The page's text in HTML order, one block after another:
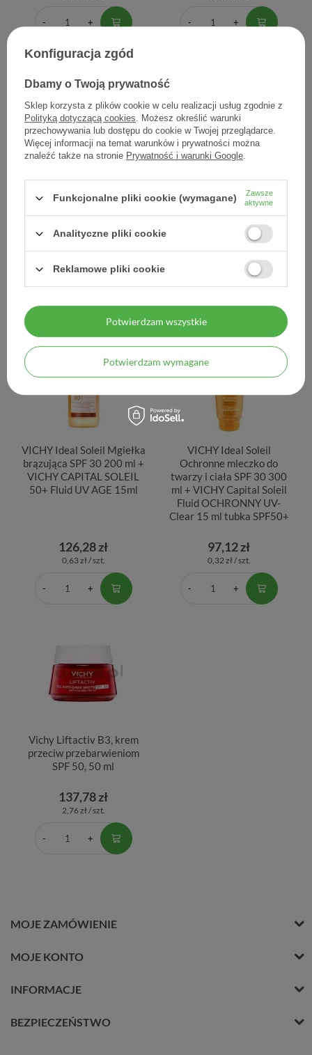
POLECANE
VICHY CAPITAL SOLEIL
50+ Fluid UV AGE 15ml
0,27 zł / szt.
SPF50+, 300 ml + VICHY
CAPITAL SOLEIL 50+ Fluid
UV AGE 15ml
0,32 zł / szt.
VICHY Ideal Soleil Mgiełka
brązująca SPF 30 200 ml +
VICHY CAPITAL SOLEIL
50+ Fluid UV AGE 15ml
126,28 zł
0,63 zł / szt.
VICHY Ideal Soleil
Ochronne mleczko do
twarzy i ciała SPF 30 300
ml + VICHY Capital Soleil
Fluid OCHRONNY UV-
Clear 15 ml tubka SPF50+
97,12 zł
0,32 zł / szt.
Vichy Liftactiv B3, krem
przeciw przebarwieniom
SPF 50, 50 ml
137,78 zł
2,76 zł / szt.
MOJE ZAMÓWIENIE
MOJE KONTO
INFORMACJE
BEZPIECZEŃSTWO
Konfiguracja zgód
Dbamy o Twoją prywatność
Sklep korzysta z plików cookie w celu realizacji usług zgodnie z
Polityką dotyczącą cookies. Możesz określić warunki
przechowywania lub dostępu do cookie w Twojej przeglądarce.
Więcej informacji na temat warunków i prywatności można
znaleźć także na stronie Prywatność i warunki Google.
Funkcjonalne pliki cookie (wymagane)
Zawsze
aktywne
Analityczne pliki cookie
Reklamowe pliki cookie
Potwierdzam wymagane
Potwierdzam wszystkie